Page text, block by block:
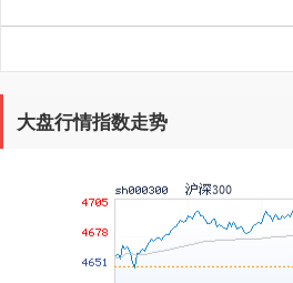
大盘行情指数走势
沪深300